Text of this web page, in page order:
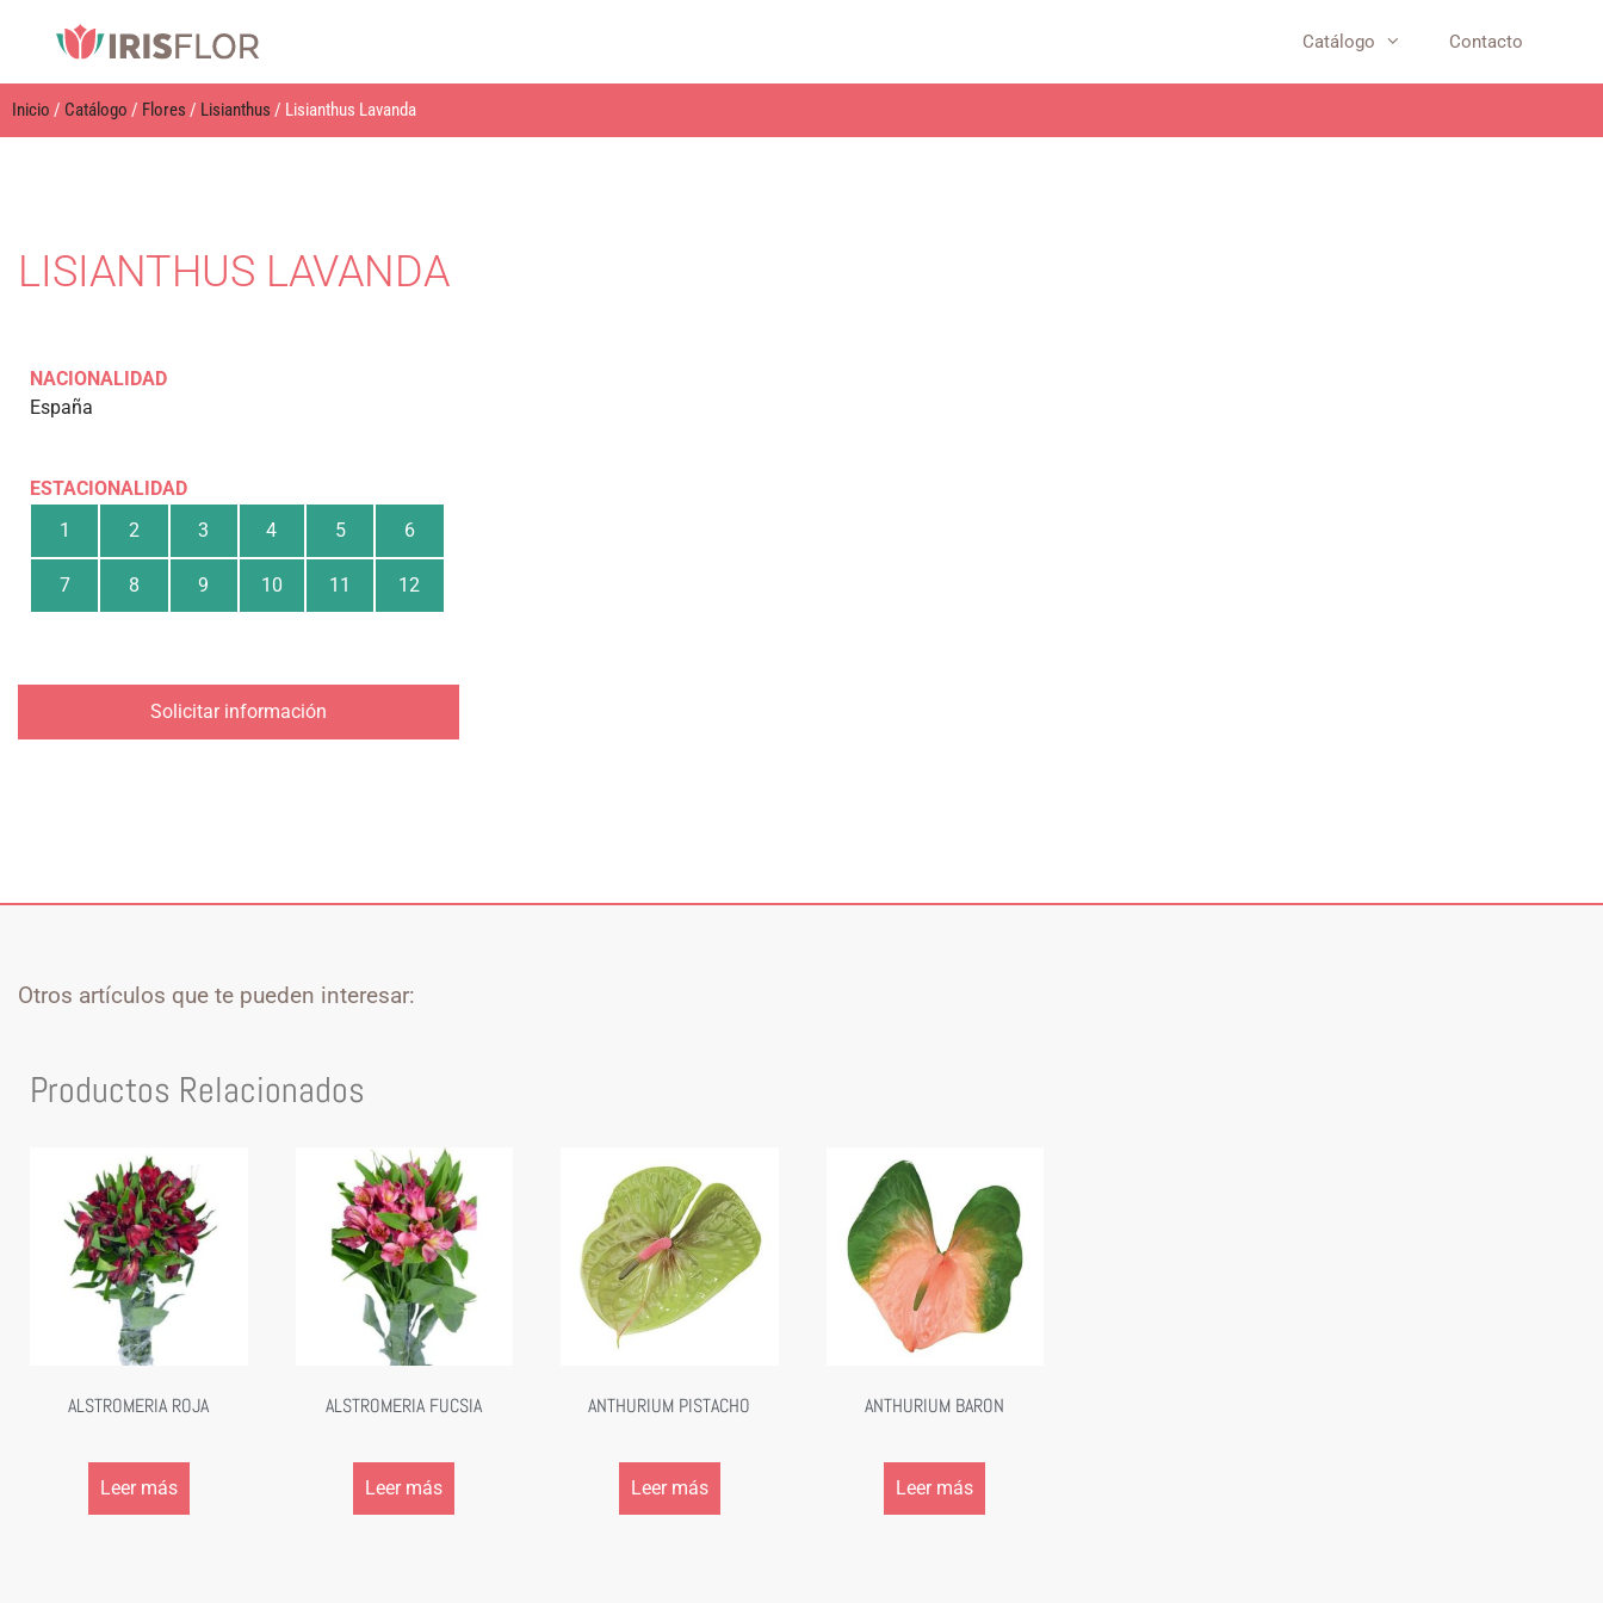
Catálogo Contacto
Inicio / Catálogo / Flores / Lisianthus / Lisianthus Lavanda
LISIANTHUS LAVANDA
NACIONALIDAD
España
ESTACIONALIDAD
1
2 3 4 5 6
7 8 9 10 11 12
Solicitar información
Otros artículos que te pueden interesar:
Productos Relacionados
ALSTROMERIA ROJA
Leer más
ALSTROMERIA FUCSIA
Leer más
ANTHURIUM PISTACHO
Leer más
ANTHURIUM BARON
Leer más